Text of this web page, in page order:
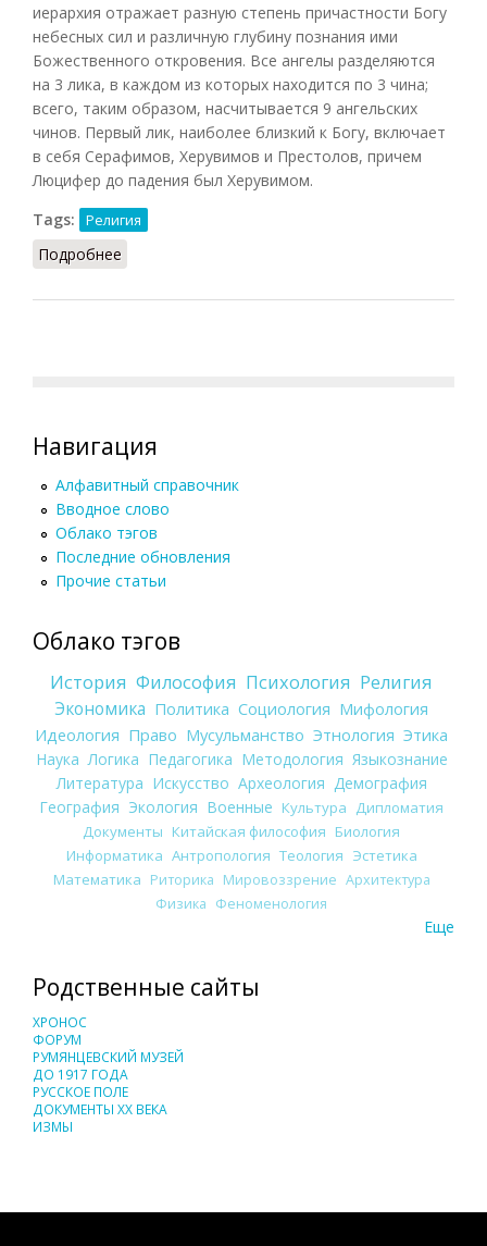
иерархия отражает разную степень причастности Богу
небесных сил и различную глубину познания ими
Божественного откровения. Все ангелы разделяются
на 3 лика, в каждом из которых находится по 3 чина;
всего, таким образом, насчитывается 9 ангельских
чинов. Первый лик, наиболее близкий к Богу, включает
в себя Серафимов, Херувимов и Престолов, причем
Люцифер до падения был Херувимом.
Tags:
Религия
Подробнее
Навигация
Алфавитный справочник
Вводное слово
Облако тэгов
Последние обновления
Прочие статьи
Облако тэгов
История Философия Психология Религия
Экономика Политика Социология Мифология
Идеология Право Мусульманство Этнология Этика
Наука Логика Педагогика Методология Языкознание
Литература Искусство Археология Демография
География Экология Военные Культура
Дипломатия
Документы Китайская философия Биология
Информатика Антропология Теология Эстетика
Математика Риторика Мировоззрение Архитектура
Физика Феноменология
Еще
Родственные сайты
ХРОНОС
ФОРУМ
РУМЯНЦЕВСКИЙ МУЗЕЙ
ДО 1917 ГОДА
РУССКОЕ ПОЛЕ
ДОКУМЕНТЫ XX ВЕКА
ИЗМЫ